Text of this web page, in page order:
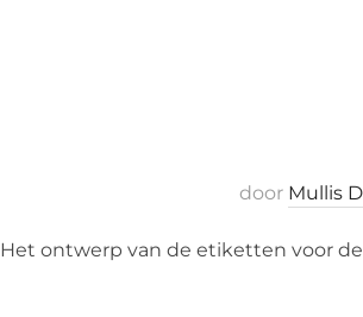
door Mullis
Het ontwerp van de etiketten voor